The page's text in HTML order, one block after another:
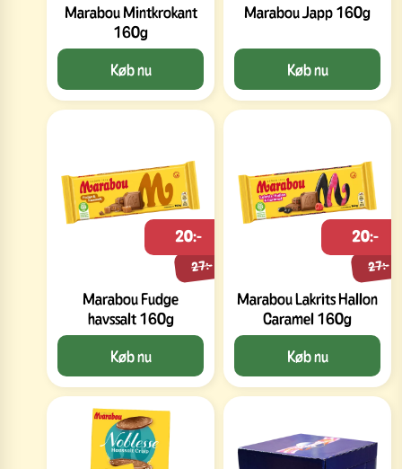
Marabou Mintkrokant
160g
Køb nu
Marabou Japp 160g
Køb nu
Marabou Fudge
havssalt 160g
27:-
20:-
Køb nu
Marabou Lakrits Hallon
Caramel 160g
27:-
20:-
Køb nu